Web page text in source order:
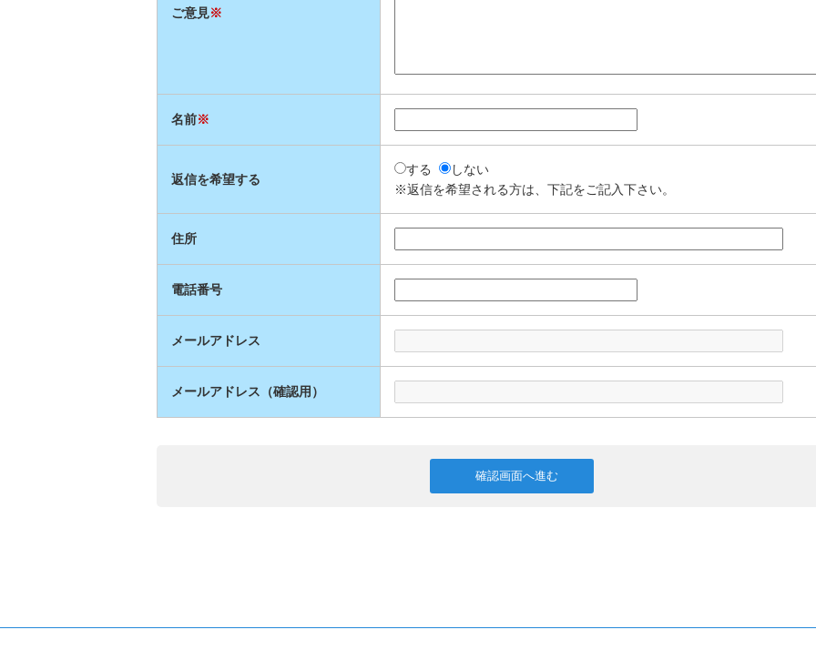
ご意見※
名前※
返信を希望する
する
しない
※返信を希望される方は、下記をご記入下さい。
住所
電話番号
メールアドレス
メールアドレス（確認用）